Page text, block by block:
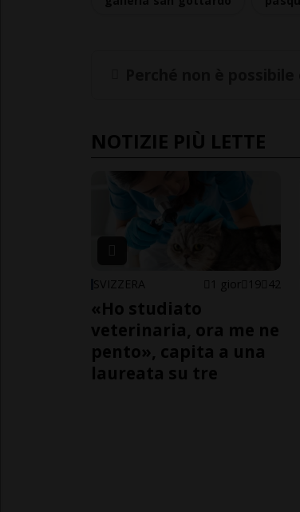
NOTIZIE PIÙ LETTE
SVIZZERA 1 gior 19 42
«Ho studiato
veterinaria, ora me ne
pento», capita a una
laureata su tre